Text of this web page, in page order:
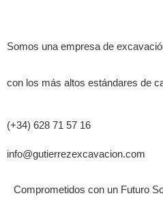
Somos una empresa de
con los más altos estándares de
(+34) 628 71 57 16
info@gutierrezexcavacion.com
Comprometidos con un Futuro